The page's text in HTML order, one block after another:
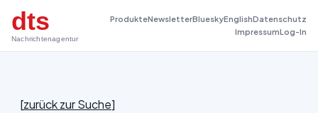
dts
Nachrichtenagentur
ProdukteNewsletterBlueskyEnglishDatenschutz
ImpressumLog-In
[zurück zur Suche]